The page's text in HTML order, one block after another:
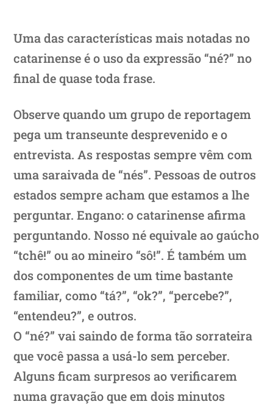
Uma das características mais notadas no
catarinense é o uso da expressão “né?” no
final de quase toda frase.
Observe quando um grupo de reportagem
pega um transeunte desprevenido e o
entrevista. As respostas sempre vêm com
uma saraivada de “nés”. Pessoas de outros
estados sempre acham que estamos a lhe
perguntar. Engano: o catarinense afirma
perguntando. Nosso né equivale ao gaúcho
“tchê!” ou ao mineiro “sô!”. É também um
dos componentes de um time bastante
familiar, como “tá?”, “ok?”, “percebe?”,
“entendeu?”, e outros.
O “né?” vai saindo de forma tão sorrateira
que você passa a usá-lo sem perceber.
Alguns ficam surpresos ao verificarem
numa gravação que em dois minutos